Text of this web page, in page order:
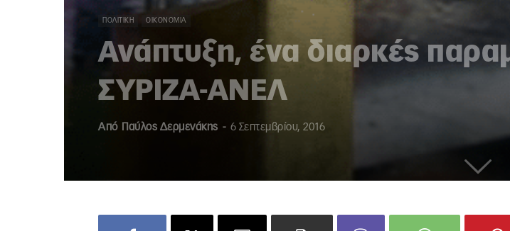
ΠΟΛΙΤΙΚΉ ΟΙΚΟΝΟΜΊΑ
Ανάπτυξη, ένα διαρκές
ΣΥΡΙΖΑ-ΑΝΕΛ
Από Παύλος Δερμενάκης - 6 Σεπτεμβρίου, 2016